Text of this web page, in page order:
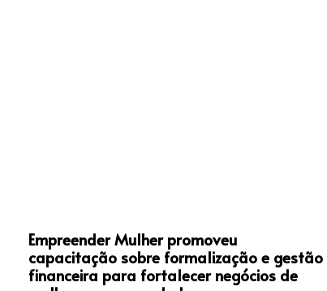
Empreender Mulher promoveu
capacitação sobre formalização e gestão
financeira para fortalecer negócios de